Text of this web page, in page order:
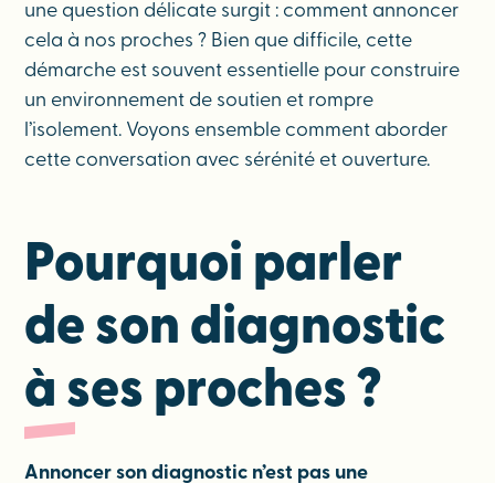
une question délicate surgit : comment annoncer
cela à nos proches ? Bien que difficile, cette
démarche est souvent essentielle pour construire
un environnement de soutien et rompre
l’isolement. Voyons ensemble comment aborder
cette conversation avec sérénité et ouverture.
Pourquoi parler
de son diagnostic
à ses proches ?
Annoncer son diagnostic n’est pas une